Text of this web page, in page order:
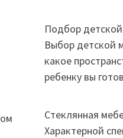
Подбор
Выбор детской
какое
ребенку вы
Стеклянная
Характерной